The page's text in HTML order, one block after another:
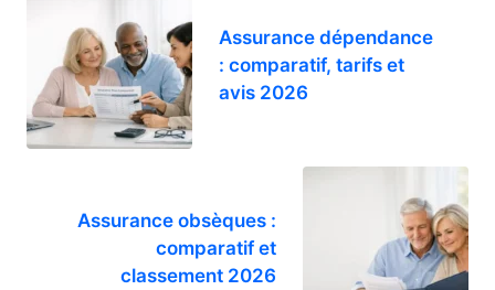
Assurance dépendance
: comparatif, tarifs et
avis 2026
Assurance obsèques :
comparatif et
classement 2026